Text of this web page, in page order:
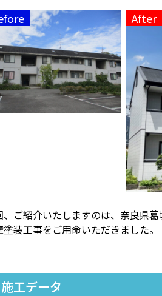
、ご紹介いたしますのは、奈良県
塗装工事をご用命いただきました。
施工データ